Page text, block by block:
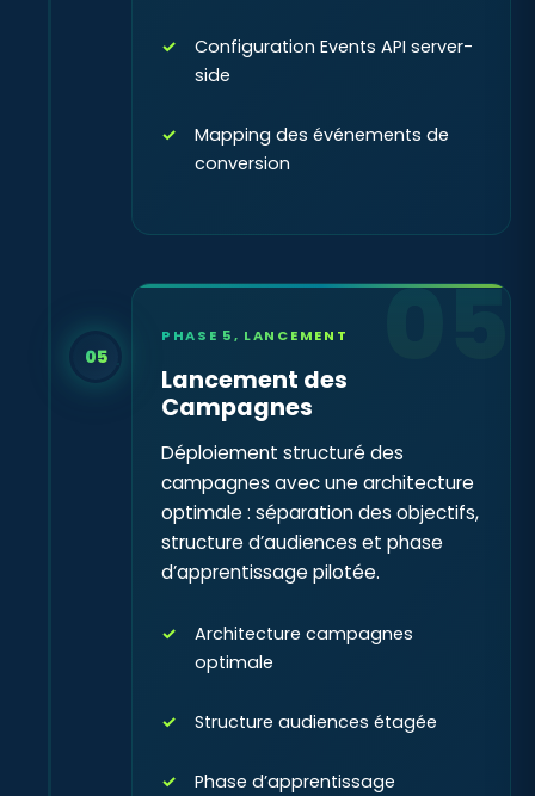
Configuration Events API server-
side
Mapping des événements de
conversion
05 05
PHASE 5, LANCEMENT
Lancement des
Campagnes
Déploiement structuré des
campagnes avec une architecture
optimale : séparation des objectifs,
structure d’audiences et phase
d’apprentissage pilotée.
Architecture campagnes
optimale
Structure audiences étagée
Phase d’apprentissage